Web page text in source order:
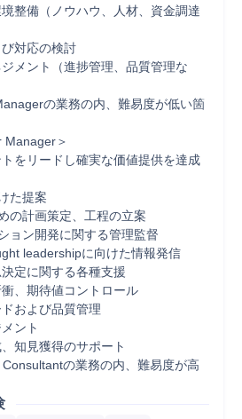
整備（ノウハウ、人材、資金調達
び対応の検討
メント（進捗管理、品質管理な
の業務の内、難易度が低い箇
＞
をリードし確実な価値提供を達成
た提案
の計画策定、工程の立案
ョン開発に関する管理監督
leadershipに向けた情報発信
定に関する各種支援
、期待値コントロール
および品質管理
ント
知見獲得のサポート
Consultantの業務の内、難易度が高